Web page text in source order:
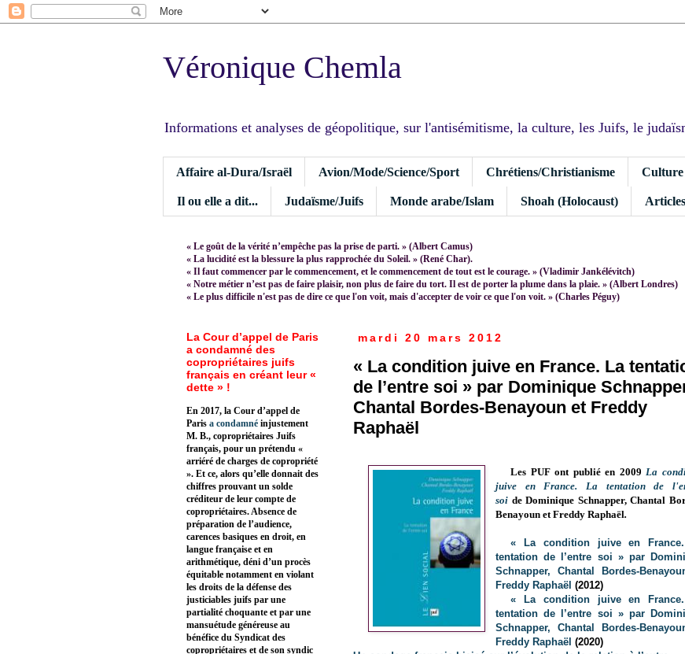
Véronique Chemla
Informations et analyses de géopolitique, sur l'antisémitisme, la culture, les Juifs, le
Affaire al-Dura/Israël Avion/Mode/Science/Sport Chrétiens/Christianisme
Il ou elle a dit... Judaïsme/Juifs Monde arabe/Islam Shoah (Holocaust)
« Le goût de la vérité n’empêche pas la prise de parti. » (Albert Camus)
« La lucidité est la blessure la plus rapprochée du Soleil. » (René Char).
« Il faut commencer par le commencement, et le commencement de tout est le courage. » (Vladimir Jankélévitch)
« Notre métier n’est pas de faire plaisir, non plus de faire du tort. Il est de porter la plume dans la plaie. » (Albert Londres)
« Le plus difficile n'est pas de dire ce que l'on voit, mais d'accepter de voir ce que l'on voit. » (Charles Péguy)
mardi 20 mars 2012
« La condition juive en France. La
de l’entre soi » par Dominique
Chantal Bordes-Benayoun et Freddy
Raphaël
Les PUF ont publié en 2009La
juive en France. La tentation de
soi deDominique Schnapper, Chantal
Benayoun et Freddy Raphaël.
« La condition juive en
tentation de l’entre soi » par
Schnapper, Chantal Bordes-
Freddy Raphaël (2012)
« La condition juive en
tentation de l’entre soi » par
Schnapper, Chantal Bordes-
Freddy Raphaël (2020)
La Cour d’appel de Paris
a condamné des
copropriétaires juifs
français en créant leur «
dette » !
En 2017, la Cour d’appel de
Paris a condamné injustement
M. B., copropriétaires Juifs
français, pour un prétendu «
arriéré de charges de copropriété
». Et ce, alors qu’elle donnait des
chiffres prouvant un solde
créditeur de leur compte de
copropriétaires. Absence de
préparation de l’audience,
carences basiques en droit, en
langue française et en
arithmétique, déni d’un procès
équitable notamment en violant
les droits de la défense des
justiciables juifs par une
partialité choquante et par une
mansuétude généreuse au
bénéfice du Syndicat des
copropriétaires et de son syndic